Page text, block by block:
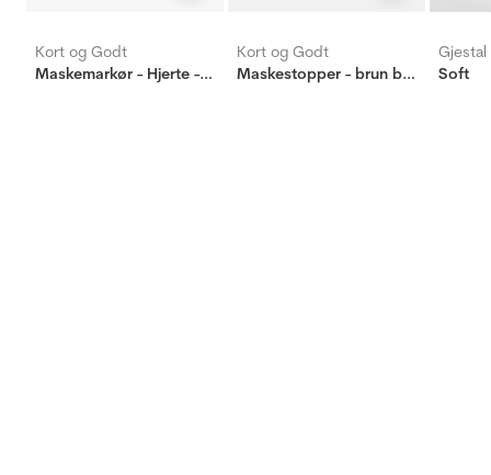
Kort og Godt
Maskemarkør - Hjerte - rosa
Kort og Godt
Maskestopper - brun blomst
Gjestal
Soft